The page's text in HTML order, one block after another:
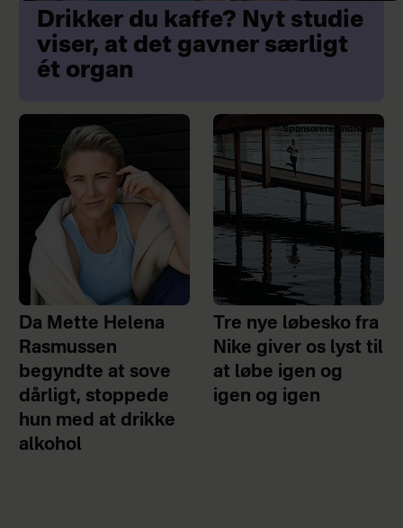
Drikker du kaffe? Nyt studie
viser, at det gavner særligt
ét organ
Da Mette Helena
Rasmussen
begyndte at sove
dårligt, stoppede
hun med at drikke
alkohol
Sponsoreret indhold
Tre nye løbesko fra
Nike giver os lyst til
at løbe igen og
igen og igen